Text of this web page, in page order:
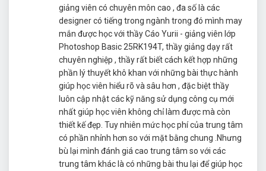
giảng viên có chuyên môn cao , đa số là các
designer có tiếng trong ngành trong đó mình may
mắn được học với thầy Cáo Yurii - giảng viên lớp
Photoshop Basic 25RK194T, thầy giảng dạy rất
chuyên nghiệp , thầy rất biết cách kết hợp những
phần lý thuyết khô khan với những bài thực hành
giúp học viên hiểu rõ và sâu hơn , đặc biệt thầy
luôn cập nhật các kỹ năng sử dụng công cụ mới
nhất giúp học viên không chỉ làm được mà còn
thiết kế đẹp. Tuy nhiên mức học phí của trung tâm
có phần nhỉnh hơn so với mặt bằng chung .Nhưng
bù lại mình đánh giá cao trung tâm so với các
trung tâm khác là có những bài thu lại để giúp học